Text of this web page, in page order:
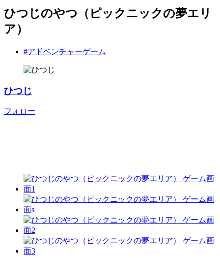
ひつじのやつ（ピックニックの夢エリ
ア）
#アドベンチャーゲーム
ひつじ
フォロー